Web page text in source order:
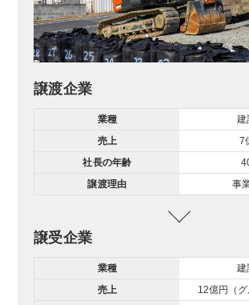
譲渡企業
業種
建
売上
7
社長の年齢
譲渡理由
事
譲受企業
業種
建
売上
12億円（グ